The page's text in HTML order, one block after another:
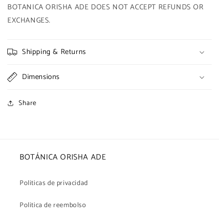
BOTANICA ORISHA ADE DOES NOT ACCEPT REFUNDS OR
EXCHANGES.
Shipping & Returns
Dimensions
Share
BOTÁNICA ORISHA ADE
Politicas de privacidad
Politica de reembolso